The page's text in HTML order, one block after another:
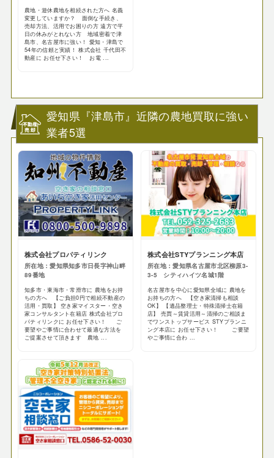
農地・遊休農地を相続された方へ 名義
変更していますか？ 面倒な手続き、
売却方法、活用でお困りの方 遠方で平
日の休みがとれない方 地域密着で津
島市、名古屋市に強い！ 愛知・津島で
54年の信頼と実績！ 株式会社 千代田不
動産に お任せ下さい！ お電 ...
愛知県『津島市』近隣の農地買取に強い
業者5選
株式会社プロパティリンク
所在地：愛知県知多市日長字神山畔
89番地
知多市・東海市・常滑市に 農地をお持
ちの方へ 【ご負担0円で相続不動産の
活用・買取】 空き家マイスター・空き
家コンサルタント在籍店 株式会社プロ
パティリンクに お任せ下さい！ ご
要望やご事情に合わせて最適な方法を
ご提案させて頂きます 農地 ...
株式会社STYプランニング本店
所在地：愛知県名古屋市北区柳原3-
3-5 シティハイツ名城1階
名古屋市を中心に愛知県全域に 農地を
お持ちの方へ 【空き家清掃も相談
OK】 【遺品整理士・特殊清掃士在籍
店】 売買～賃貸活用～清掃のご相談ま
でワンストップサービス STYプランニ
ング本店に お任せ下さい！ ご要望
やご事情に合わ ...